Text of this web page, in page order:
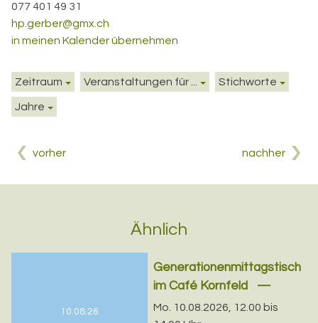
077 401 49 31
hp.gerber@gmx.ch
in meinen Kalender übernehmen
Zeitraum Veranstaltungen für ... Stichworte
Jahre
vorher nachher
Ähnlich
10.08.26
Generationenmittagstisch
im Café Kornfeld
Mo. 10.08.2026, 12.00 bis